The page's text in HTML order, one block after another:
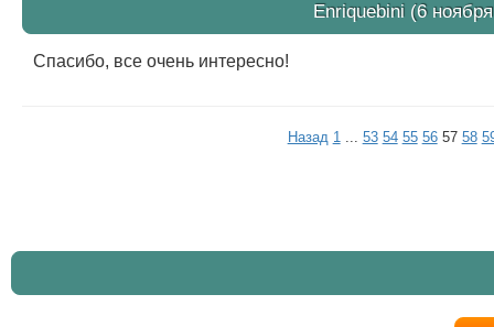
Enriquebini(6
Спасибо, все очень интересно!
Назад 1 ... 53 54 55 56 57 58